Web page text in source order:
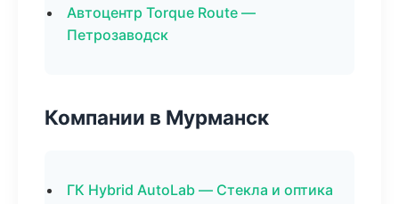
Автоцентр Torque Route —
Петрозаводск
Компании в Мурманск
ГК Hybrid AutoLab — Стекла и оптика